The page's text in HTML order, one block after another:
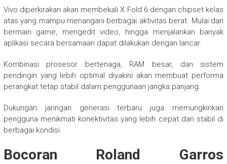
Vivo diperkirakan akan membekali X Fold 6 dengan chipset kelas
atas yang mampu menangani berbagai aktivitas berat. Mulai dari
bermain game, mengedit video, hingga menjalankan banyak
aplikasi secara bersamaan dapat dilakukan dengan lancar.
Kombinasi prosesor bertenaga, RAM besar, dan sistem
pendingin yang lebih optimal diyakini akan membuat performa
perangkat tetap stabil dalam penggunaan jangka panjang.
Dukungan jaringan generasi terbaru juga memungkinkan
pengguna menikmati konektivitas yang lebih cepat dan stabil di
berbagai kondisi.
Bocoran Roland Garros